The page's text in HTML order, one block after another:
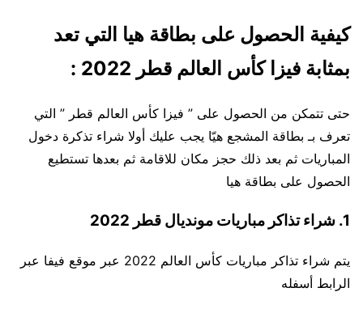
كيفية الحصول على بطاقة هيا التي تعد
بمثابة فيزا كأس العالم قطر 2022 :
حتى تتمكن من الحصول على ” فيزا كأس العالم قطر ” التي
تعرف بـ بطاقة المشجع هيّا يجب عليك أولا شراء تذكرة دخول
المباريات ثم بعد ذلك حجز مكان للاقامة ثم بعدها تستطيع
الحصول على بطاقة هيا
1. شراء تذاكر مباريات مونديال قطر 2022
يتم شراء تذاكر مباريات كأس العالم 2022 عبر موقع فيفا عبر
الرابط أسفله